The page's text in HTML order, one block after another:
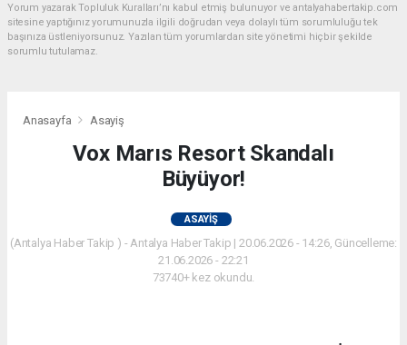
Yorum yazarak Topluluk Kuralları’nı kabul etmiş bulunuyor ve antalyahabertakip.com
sitesine yaptığınız yorumunuzla ilgili doğrudan veya dolaylı tüm sorumluluğu tek
başınıza üstleniyorsunuz. Yazılan tüm yorumlardan site yönetimi hiçbir şekilde
sorumlu tutulamaz.
Anasayfa Asayiş
Vox Marıs Resort Skandalı
Büyüyor!
ASAYIŞ
(Antalya Haber Takip ) - Antalya Haber Takip | 20.06.2026 - 14:26, Güncelleme:
21.06.2026 - 22:21
73740+ kez okundu.